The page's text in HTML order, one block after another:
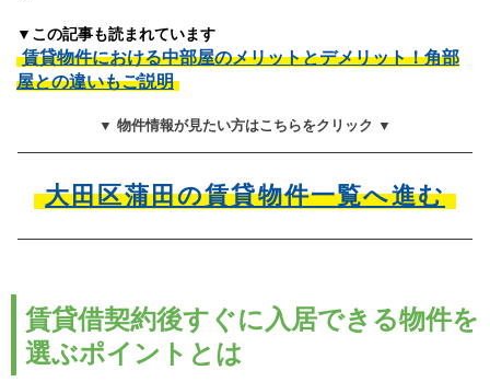
▼この記事も読まれています
賃貸物件における中部屋のメリットとデメリット！角部
屋との違いもご説明
▼ 物件情報が見たい方はこちらをクリック ▼
大田区蒲田の賃貸物件一覧へ進む
賃貸借契約後すぐに入居できる物件を
選ぶポイントとは